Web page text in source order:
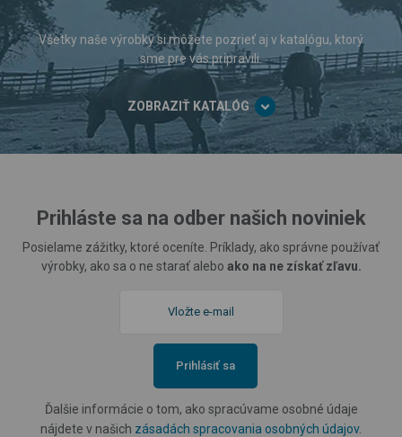
Všetky naše výrobky si môžete pozrieť aj v katalógu, ktorý
sme pre vás pripravili.
ZOBRAZIŤ KATALÓG
Prihláste sa na odber našich noviniek
Posielame zážitky, ktoré oceníte. Príklady, ako správne používať
výrobky, ako sa o ne starať alebo ako na ne získať zľavu.
Prihlásiť sa
Ďalšie informácie o tom, ako spracúvame osobné údaje
nájdete v našich zásadách spracovania osobných údajov.